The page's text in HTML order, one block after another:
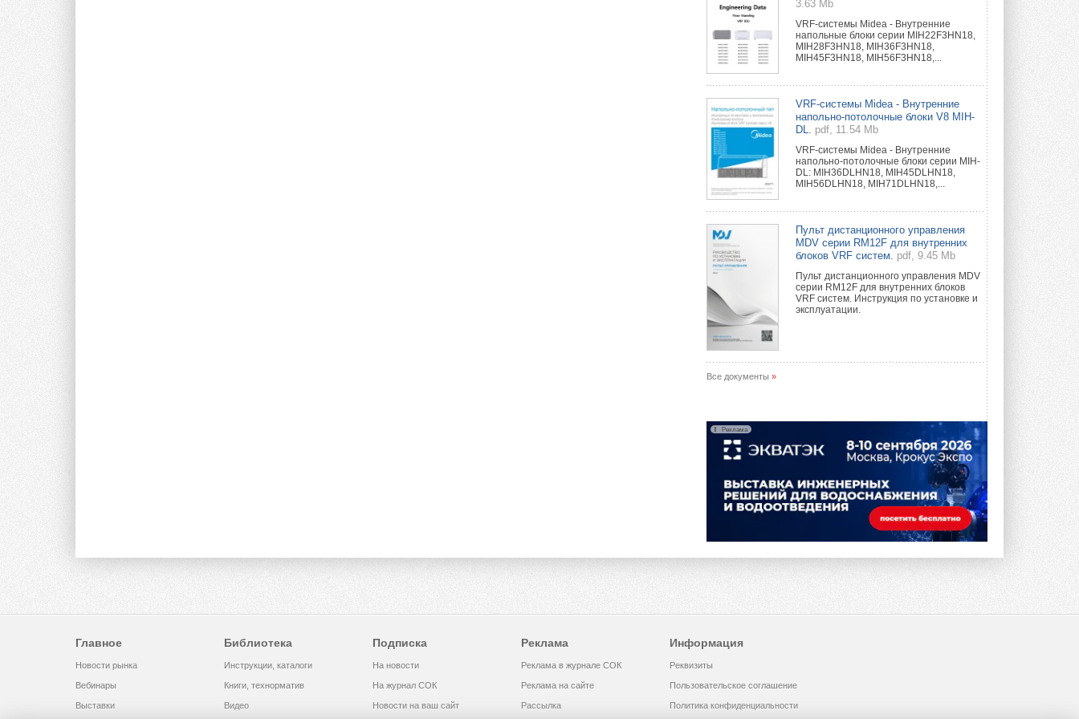
3.63 Mb
VRF-системы Midea - Внутренние
напольные блоки серии MIH22F3HN18,
MIH28F3HN18, MIH36F3HN18,
MIH45F3HN18, MIH56F3HN18,...
VRF-системы Midea - Внутренние
напольно-потолочные блоки V8 MIH-
DL.
pdf, 11.54 Mb
VRF-системы Midea - Внутренние
напольно-потолочные блоки серии MIH-
DL: MIH36DLHN18, MIH45DLHN18,
MIH56DLHN18, MIH71DLHN18,...
Пульт дистанционного управления
MDV серии RM12F для внутренних
блоков VRF систем.
pdf, 9.45 Mb
Пульт дистанционного управления MDV
серии RM12F для внутренних блоков
VRF систем. Инструкция по установке и
эксплуатации.
Все документы »
Реклама
Главное
Новости рынка
Вебинары
Выставки
Библиотека
Инструкции, каталоги
Книги, технорматив
Видео
Подписка
На новости
На журнал СОК
Новости на ваш сайт
Реклама
Реклама в журнале СОК
Реклама на сайте
Рассылка
Информация
Реквизиты
Пользовательское соглашение
Политика конфиденциальности